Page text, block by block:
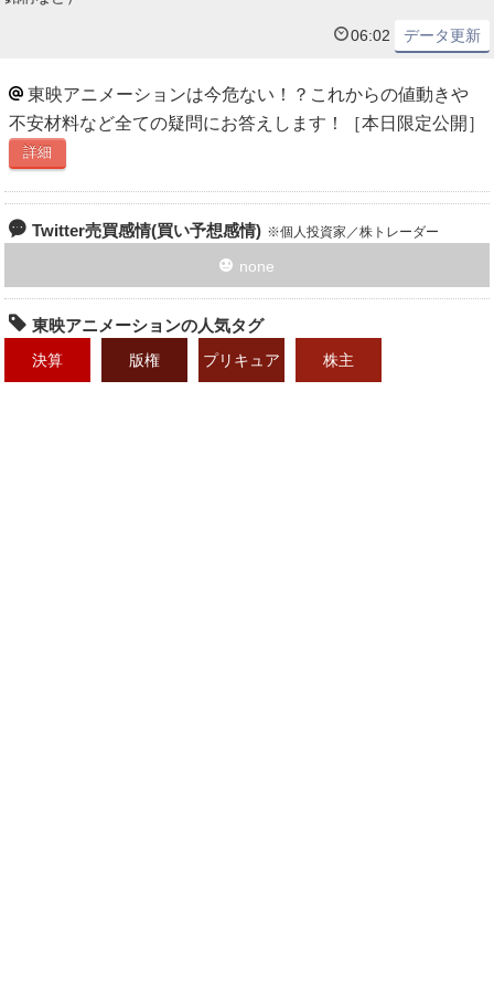
06:02 データ更新
東映アニメーションは今危ない！？これからの値動きや
不安材料など全ての疑問にお答えします！［本日限定公開］
詳細
Twitter売買感情(買い予想感情) 個人投資家／株トレーダー
none
東映アニメーションの人気タグ
決算 版権 プリキュア 株主